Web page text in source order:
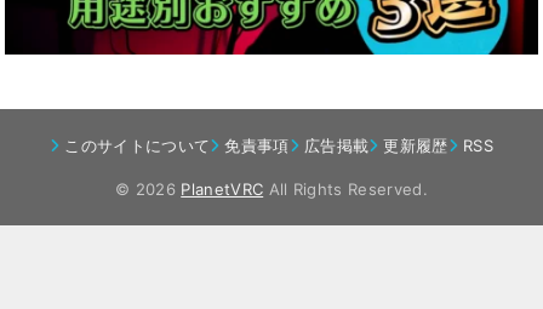
このサイトについて 免責事項 広告掲載 更新履歴 RSS
© 2026 PlanetVRC All Rights Reserved.